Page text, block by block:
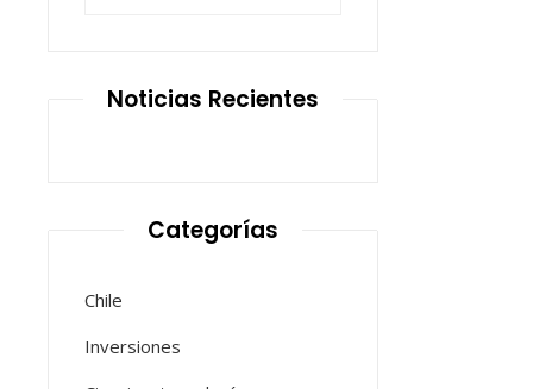
Noticias Recientes
Categorías
Chile
Inversiones